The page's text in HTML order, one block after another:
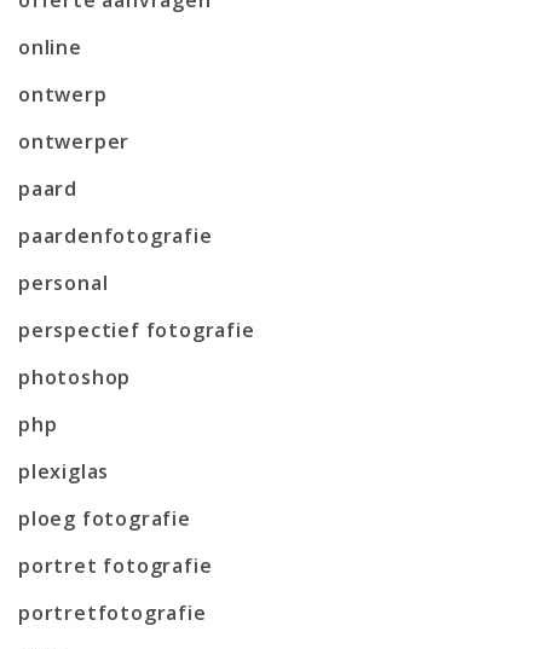
online
ontwerp
ontwerper
paard
paardenfotografie
personal
perspectief fotografie
photoshop
php
plexiglas
ploeg fotografie
portret fotografie
portretfotografie